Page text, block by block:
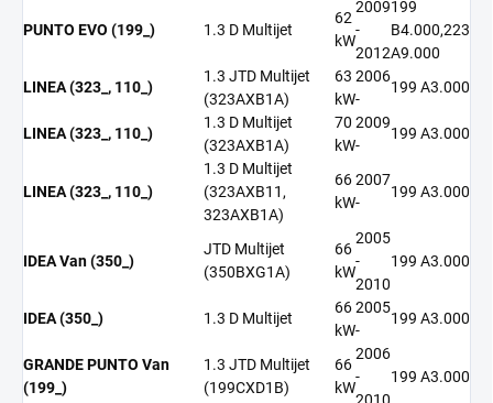
PUNTO EVO (199_) 1.3 D Multijet
62
kW
2009
-
2012
199
B4.000,223
A9.000
LINEA (323_, 110_)
1.3 JTD Multijet
(323AXB1A)
63
kW
2006
-
199 A3.000
LINEA (323_, 110_)
1.3 D Multijet
(323AXB1A)
70
kW
2009
-
199 A3.000
LINEA (323_, 110_)
1.3 D Multijet
(323AXB11,
323AXB1A)
66
kW
2007
-
199 A3.000
IDEA Van (350_)
JTD Multijet
(350BXG1A)
66
kW
2005
-
2010
199 A3.000
IDEA (350_) 1.3 D Multijet
66
kW
2005
-
199 A3.000
GRANDE PUNTO Van
(199_)
1.3 JTD Multijet
(199CXD1B)
66
kW
2006
-
2010
199 A3.000